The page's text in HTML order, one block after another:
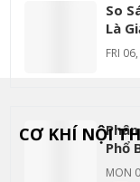
So
Là
Máy
FRI
Phổ
MON
CƠ KHÍ NỘI